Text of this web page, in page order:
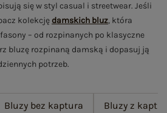
się w styl casual i streetwear. Jeśli
kolekcję damskich bluz, która
– od rozpinanych po klasyczne
bluzę rozpinaną damską i dopasuj ją
potrzeb.
Bluzy bez kaptura Bluzy z